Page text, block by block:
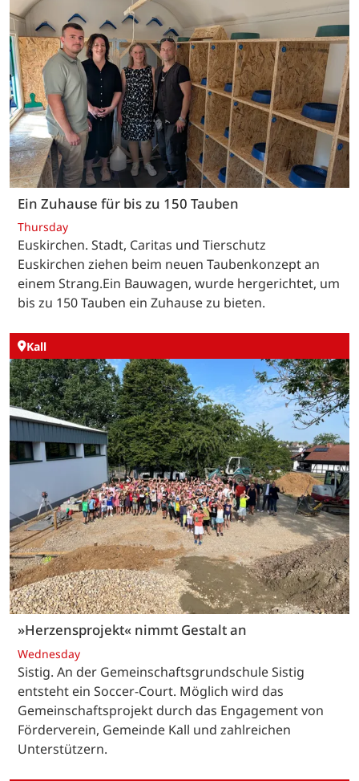
Ein Zuhause für bis zu 150 Tauben
Thursday
Euskirchen. Stadt, Caritas und Tierschutz
Euskirchen ziehen beim neuen Taubenkonzept an
einem Strang.Ein Bauwagen, wurde hergerichtet, um
bis zu 150 Tauben ein Zuhause zu bieten.
Kall
»Herzensprojekt« nimmt Gestalt an
Wednesday
Sistig. An der Gemeinschaftsgrundschule Sistig
entsteht ein Soccer-Court. Möglich wird das
Gemeinschaftsprojekt durch das Engagement von
Förderverein, Gemeinde Kall und zahlreichen
Unterstützern.